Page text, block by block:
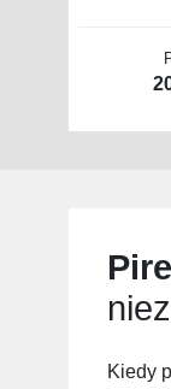
Kiedy